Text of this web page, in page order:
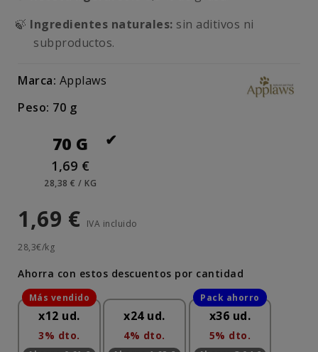
🍃 Ingredientes naturales: sin aditivos ni
subproductos.
Marca: Applaws
Peso: 70 g
70 G
1,69 €
28,38 € / KG
1,69 € IVA incluido
28,3€/kg
Ahorra con estos descuentos por cantidad
x12 ud.
3% dto.
x24 ud.
4% dto.
x36 ud.
5% dto.